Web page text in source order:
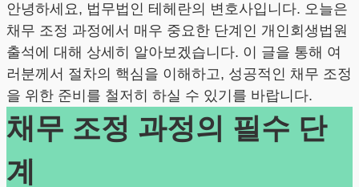
안녕하세요, 법무법인 테헤란의 변호사입니다. 오늘은
채무 조정 과정에서 매우 중요한 단계인 개인회생법원
출석에 대해 상세히 알아보겠습니다. 이 글을 통해 여
러분께서 절차의 핵심을 이해하고, 성공적인 채무 조정
을 위한 준비를 철저히 하실 수 있기를 바랍니다.
채무 조정 과정의 필수 단
계